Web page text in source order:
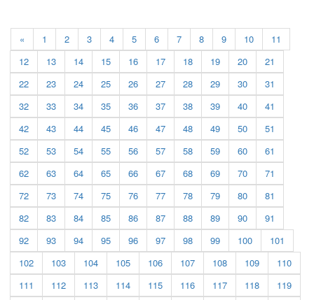
« 1 2 3 4 5 6 7 8 9 10
11
12
13 14 15 16 17 18 19 20
21
22
23 24 25 26 27 28 29 30
31
32
33 34 35 36 37 38 39 40
41
42
43 44 45 46 47 48 49 50
51
52
53 54 55 56 57 58 59 60
61
62
63 64 65 66 67 68 69 70
71
72
73 74 75 76 77 78 79 80
81
82
83 84 85 86 87 88 89 90
91
92
93 94 95 96 97 98 99 100
101
102
103 104 105 106 107 108 109
110
111
112 113 114 115 116 117 118
119